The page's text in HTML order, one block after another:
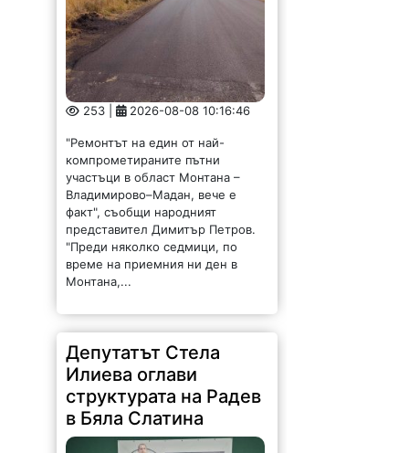
253 | 2026-08-08 10:16:46
"Ремонтът на един от най-
компрометираните пътни
участъци в област Монтана –
Владимирово–Мадан, вече е
факт", съобщи народният
представител Димитър Петров.
"Преди няколко седмици, по
време на приемния ни ден в
Монтана,...
Депутатът Стела
Илиева оглави
структурата на Радев
в Бяла Слатина